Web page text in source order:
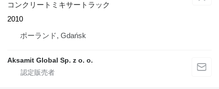
コンクリートミキサートラック
2010
ポーランド, Gdańsk
Aksamit Global Sp. z o. o.